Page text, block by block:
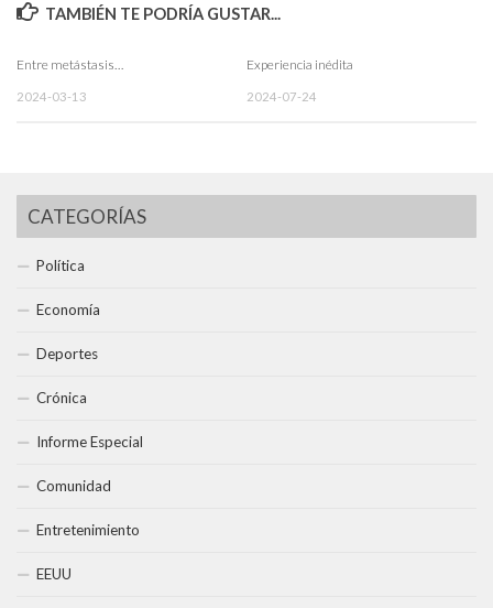
TAMBIÉN TE PODRÍA GUSTAR...
Entre metástasis…
2024-03-13
Experiencia inédita
2024-07-24
CATEGORÍAS
Política
Economía
Deportes
Crónica
Informe Especial
Comunidad
Entretenimiento
EEUU